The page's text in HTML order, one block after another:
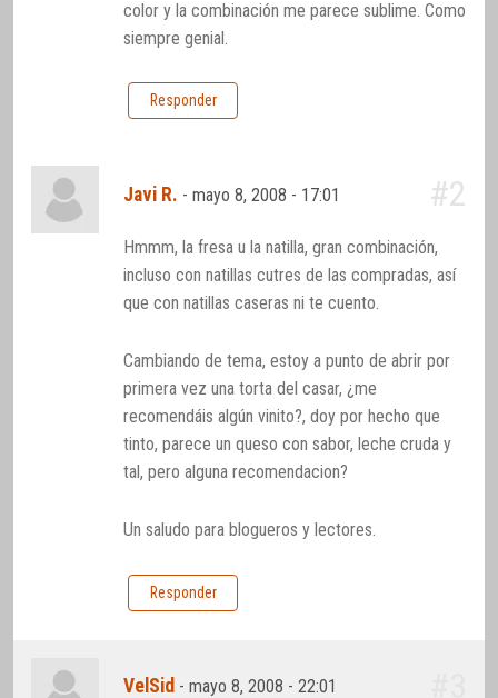
color y la combinación me parece sublime. Como
siempre genial.
Responder
Javi R. -mayo 8, 2008 - 17:01 #2
Hmmm, la fresa u la natilla, gran combinación,
incluso con natillas cutres de las compradas, así
que con natillas caseras ni te cuento.
Cambiando de tema, estoy a punto de abrir por
primera vez una torta del casar, ¿me
recomendáis algún vinito?, doy por hecho que
tinto, parece un queso con sabor, leche cruda y
tal, pero alguna recomendacion?
Un saludo para blogueros y lectores.
Responder
VelSid -mayo 8, 2008 - 22:01